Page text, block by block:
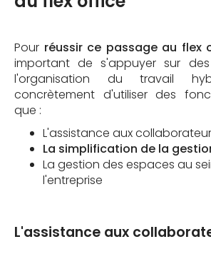
Pour réussir ce passage au flex
important de s'appuyer sur
l'organisation du travail
concrètement d'utiliser des
que :
L'assistance aux
La simplification de la
La gestion des espaces au
l'entreprise
L'assistance aux